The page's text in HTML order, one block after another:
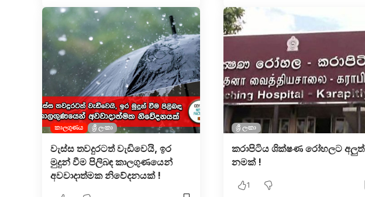
කාලගුණය ශ්‍රී ලංකා
වැස්ස තවදුරටත් වැඩිවෙයි, ඉර
මුදුන් වීම පිලිබඳ කාලගුණයෙන්
අවවාදාත්මක නිවේදනයක් !
ශ්‍රී ලංකා
කරාපිටිය ශික්ෂණ රෝහලට අලුත්
නමක් !
1